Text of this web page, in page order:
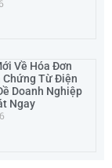
Về Hóa Đơn
Chứng Từ Điện
Doanh Nghiệp
Ngay